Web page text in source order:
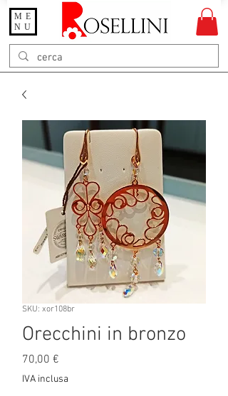
Gioielleria Rosellini
Rosellini online
ME
NU
SKU: xor108br
Orecchini in bronzo
70,00 €
IVA inclusa